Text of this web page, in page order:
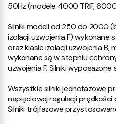
50Hz (modele 4000 TRIF, 6000
Silniki modeli od 250 do 2000
izolacji uzwojenia F) wykonane
oraz klasie izolacji uzwojenia
wykonane są w stopniu
uzwojenia F. Silniki wyposażone
Wszystkie silniki jednofazowe
napięciowej regulacji prędkości
Silniki trójfazowe